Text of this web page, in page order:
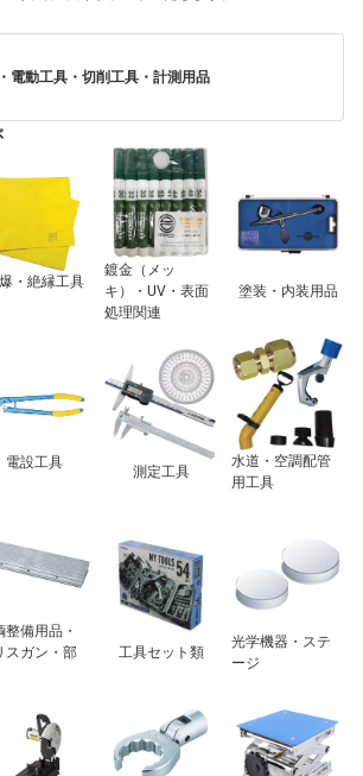
電動工具・切削工具・計測用品
・絶縁工具
鍍金（メッ
キ）・UV・表面
処理関連
塗装・内装用品
電設工具
測定工具
水道・空調配管
用工具
整備用品・
スガン・部
工具セット類
光学機器・ステ
ージ